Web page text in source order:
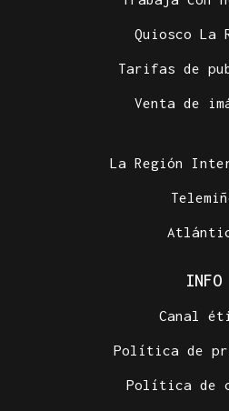
Quiosco La
Tarifas de
Venta de
La Región
INFO
Canal
Política de
Política de